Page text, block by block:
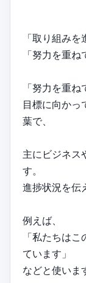
「取り組み
「努力を重ね
「努力を重ね
目標に向かっ
葉で、
主にビジネス
す。
進捗状況を伝
例えば、
「私たちは
ています」
などと使いま